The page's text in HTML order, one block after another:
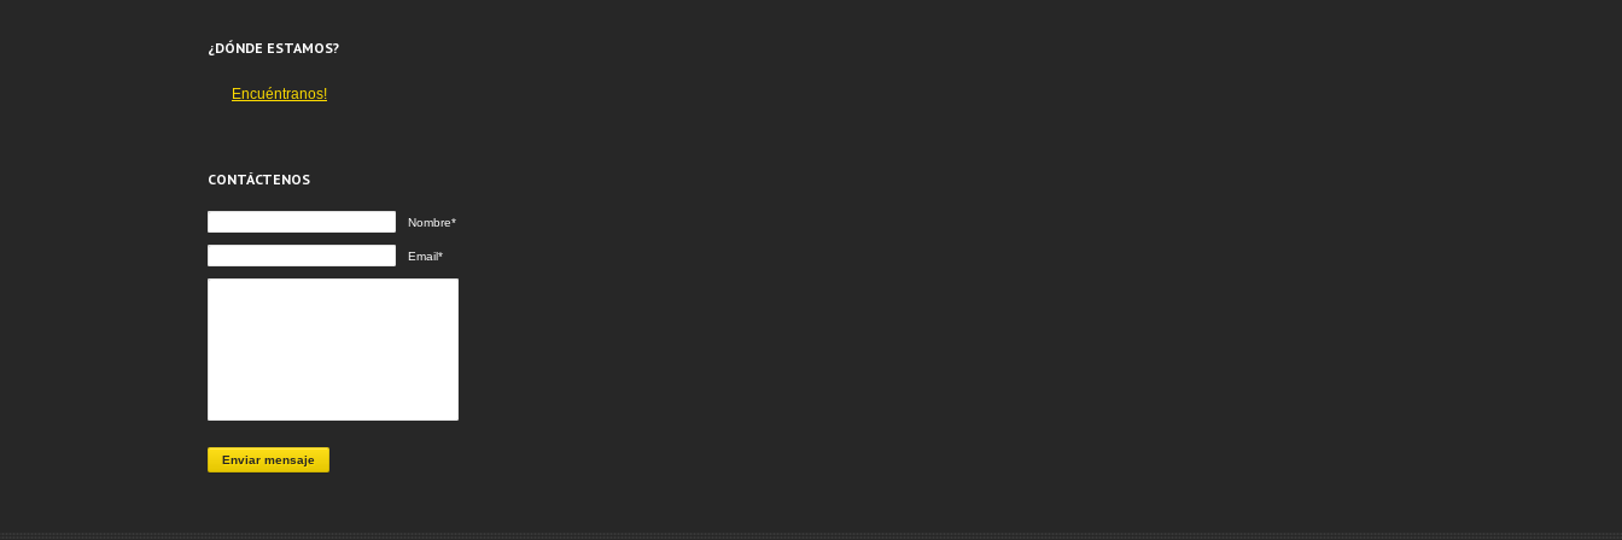
¿DÓNDE ESTAMOS?
Encuéntranos!
CONTÁCTENOS
Nombre*
Email*
Enviar mensaje